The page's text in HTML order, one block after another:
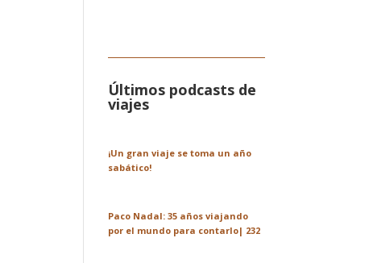
Últimos podcasts de
viajes
¡Un gran viaje se toma un año
sabático!
Paco Nadal: 35 años viajando
por el mundo para contarlo| 232